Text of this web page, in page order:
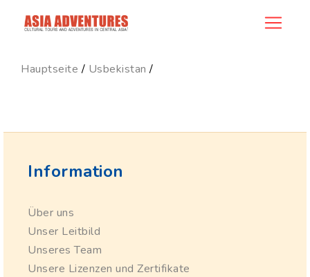
ncategory_id
Hauptseite / Usbekistan /
Information
Über uns
Unser Leitbild
Unseres Team
Unsere Lizenzen und Zertifikate